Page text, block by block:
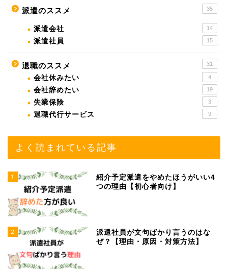
派遣のススメ 35
派遣会社 14
派遣社員 15
退職のススメ 31
会社休みたい 4
会社辞めたい 19
失業保険 3
退職代行サービス 9
よく読まれている記事
1
紹介予定派遣をやめたほうがいい4
つの理由【初心者向け】
2
派遣社員が文句ばかり言うのはな
ぜ？【理由・原因・対策方法】